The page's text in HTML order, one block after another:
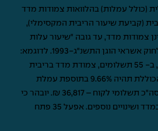
(כולל עמלות) בהלוואות צמודות מדד
הריבית (קביעת שיעור הריבית המקסימלי),
שאינן צמודות מדד, עד גובה "שיעור עלות
האשראי המרבי" בהתאם לחוק אשראי הוגן התשנ"ג-1993. לדוגמא:
בהלוואה על סך 30,000 ₪, ב- 55 תשלומים, צמודת מדד בריבית
בשיעור של 8.5%, העלות הכוללת תהיה 9.66% בתוספת עמלת
פתיחת תיק בסך 490 ₪. *סה"כ תשלומי לקוח – 36,817 ₪. יובהר כי
ההערכה כפופה לשינויים במדד ושינויים נוספים. אפעל 35 פתח